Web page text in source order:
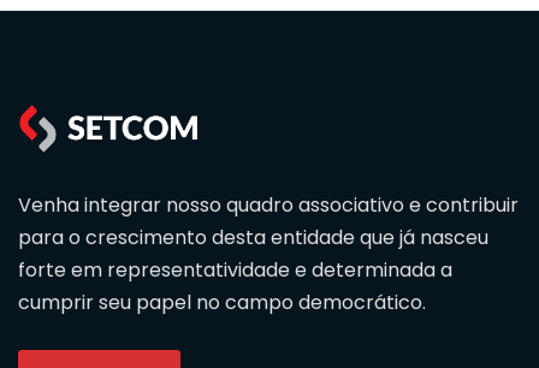
Venha integrar nosso quadro associativo e contribuir
para o crescimento desta entidade que já nasceu
forte em representatividade e determinada a
cumprir seu papel no campo democrático.